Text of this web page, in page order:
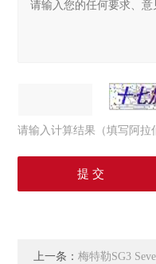
请输入计算结果（填写阿拉
上一条：梅特勒SG3